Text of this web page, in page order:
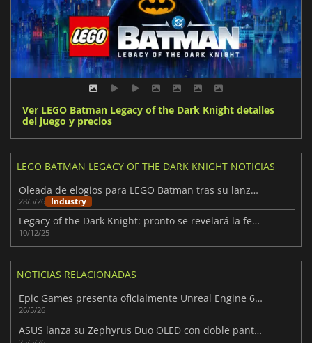
Ver LEGO Batman Legacy of the Dark Knight detalles
del juego y precios
LEGO BATMAN LEGACY OF THE DARK KNIGHT NOTICIAS
Oleada de elogios para LEGO Batman tras su lanzamiento
28/5/26 Industry
Legacy of the Dark Knight: pronto se revelará la fecha de lanzamiento
10/12/25
NOTICIAS RELACIONADAS
Epic Games presenta oficialmente Unreal Engine 6 junto con su primer vídeo
26/5/26
ASUS lanza su Zephyrus Duo OLED con doble pantalla